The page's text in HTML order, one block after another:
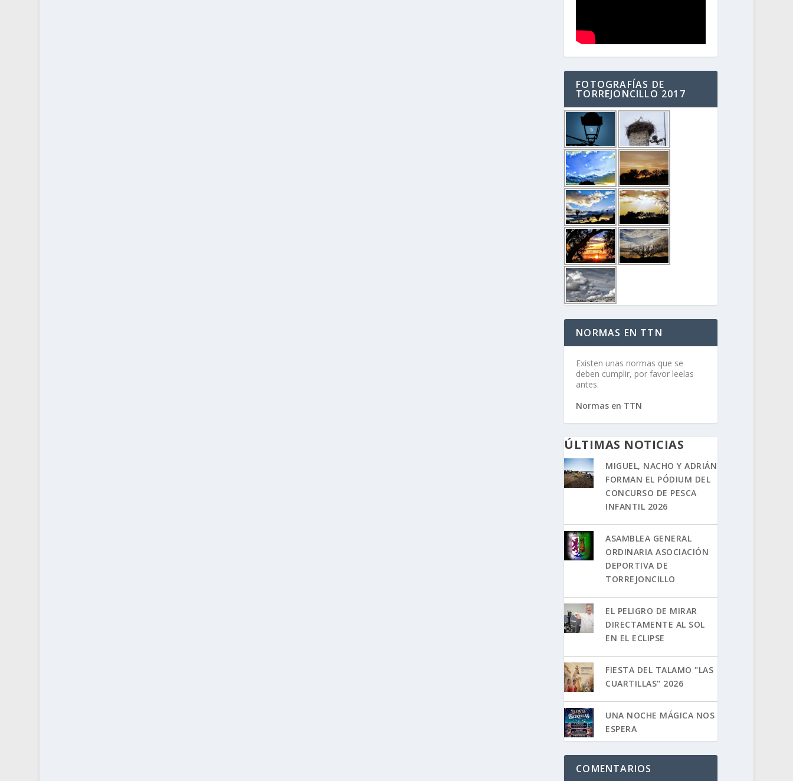
FOTOGRAFÍAS DE
TORREJONCILLO 2017
NORMAS EN TTN
Existen unas normas que se
deben cumplir, por favor leelas
antes.
Normas en TTN
ÚLTIMAS NOTICIAS
MIGUEL, NACHO Y ADRIÁN
FORMAN EL PÓDIUM DEL
CONCURSO DE PESCA
INFANTIL 2026
ASAMBLEA GENERAL
ORDINARIA ASOCIACIÓN
DEPORTIVA DE
TORREJONCILLO
EL PELIGRO DE MIRAR
DIRECTAMENTE AL SOL
EN EL ECLIPSE
FIESTA DEL TALAMO "LAS
CUARTILLAS" 2026
UNA NOCHE MÁGICA NOS
ESPERA
COMENTARIOS